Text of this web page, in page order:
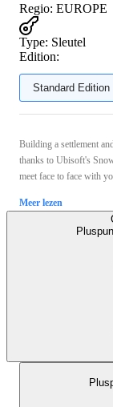
Regio: EUROPE
Type: Sleutel
Edition:
Standard Edition
Building a settlement
thanks to Ubisoft's
meet face to face with
Meer lezen